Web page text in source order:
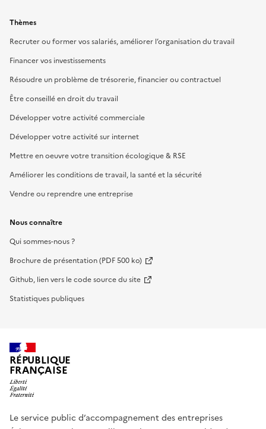
Thèmes
Recruter ou former vos salariés, améliorer l’organisation du travail
Financer vos investissements
Résoudre un problème de trésorerie, financier ou contractuel
Être conseillé en droit du travail
Développer votre activité commerciale
Développer votre activité sur internet
Mettre en oeuvre votre transition écologique & RSE
Améliorer les conditions de travail, la santé et la sécurité
Vendre ou reprendre une entreprise
Nous connaître
Qui sommes-nous ?
Brochure de présentation (PDF 500 ko)
Github, lien vers le code source du site
Statistiques publiques
RÉPUBLIQUE
FRANÇAISE
Le service public d’accompagnement des entreprises